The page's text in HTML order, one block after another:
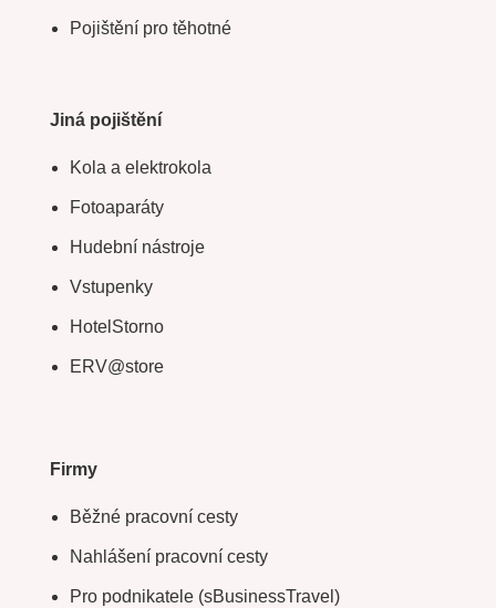
Pojištění pro těhotné
Jiná pojištění
Kola a elektrokola
Fotoaparáty
Hudební nástroje
Vstupenky
HotelStorno
ERV@store
Firmy
Běžné pracovní cesty
Nahlášení pracovní cesty
Pro podnikatele (sBusinessTravel)